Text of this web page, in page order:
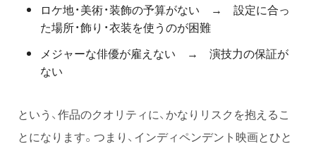
ロケ地・美術・装飾の予算がない → 設定に合っ
た場所・飾り・衣装を使うのが困難
メジャーな俳優が雇えない → 演技力の保証が
ない
という、作品のクオリティに、かなりリスクを抱えるこ
とになります。つまり、インディペンデント映画とひと